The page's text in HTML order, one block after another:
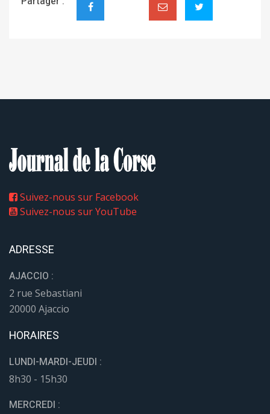
Suivez-nous sur Facebook
Suivez-nous sur YouTube
ADRESSE
AJACCIO :
2 rue Sebastiani
20000 Ajaccio
HORAIRES
LUNDI-MARDI-JEUDI :
8h30 - 15h30
MERCREDI :